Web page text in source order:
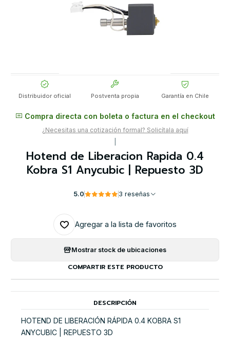
Distribuidor oficial Postventa propia Garantía en Chile
Compra directa con boleta o factura en el checkout
¿Necesitas una cotización formal? Solicítala aquí
Hotend de Liberacion Rapida 0.4
Kobra S1 Anycubic | Repuesto 3D
5.0 3 reseñas
Agregar a la lista de favoritos
Mostrar stock de ubicaciones
COMPARTIR ESTE PRODUCTO
DESCRIPCIÓN
HOTEND DE LIBERACIÓN RÁPIDA 0.4 KOBRA S1
ANYCUBIC | REPUESTO 3D